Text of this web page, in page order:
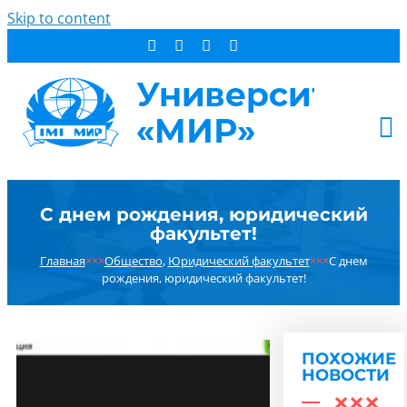
Skip to content
СТУДЕНТУ
ОБ УНИВЕРСИТЕТЕ
НОВОСТИ
С днем рождения, юридический
факультет!
Главная×××Общество, Юридический факультет×××С днем
рождения, юридический факультет!
ПОХОЖИЕ
НОВОСТИ